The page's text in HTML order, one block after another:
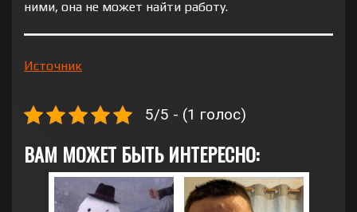
ними, она не может найти работу.
Источник
5/5 - (1 голос)
ВАМ МОЖЕТ БЫТЬ ИНТЕРЕСНО: